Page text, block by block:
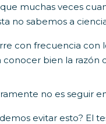
muchas veces
no sabemos a
con frecuencia con
conocer bien la
no es seguir
evitar esto? El